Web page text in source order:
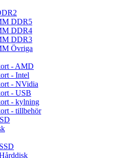
DDR5
DDR4
DDR3
Övriga
- AMD
- Intel
- NVidia
- USB
- kylning
- tillbehör